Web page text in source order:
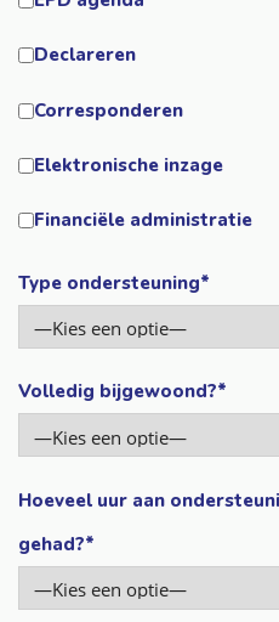
Declareren
Corresponderen
Elektronische inzage
Financiële administratie
Type ondersteuning*
Volledig bijgewoond?*
Hoeveel uur aan
gehad?*